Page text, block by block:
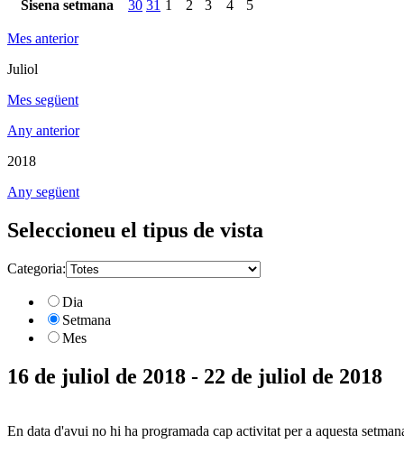
Sisena setmana
30 31 1 2 3 4 5
Mes anterior
Juliol
Mes següent
Any anterior
2018
Any següent
Seleccioneu el tipus de vista
Categoria:
Dia
Setmana
Mes
16 de juliol de 2018 - 22 de juliol de 2018
En data d'avui no hi ha programada cap activitat per a aquesta